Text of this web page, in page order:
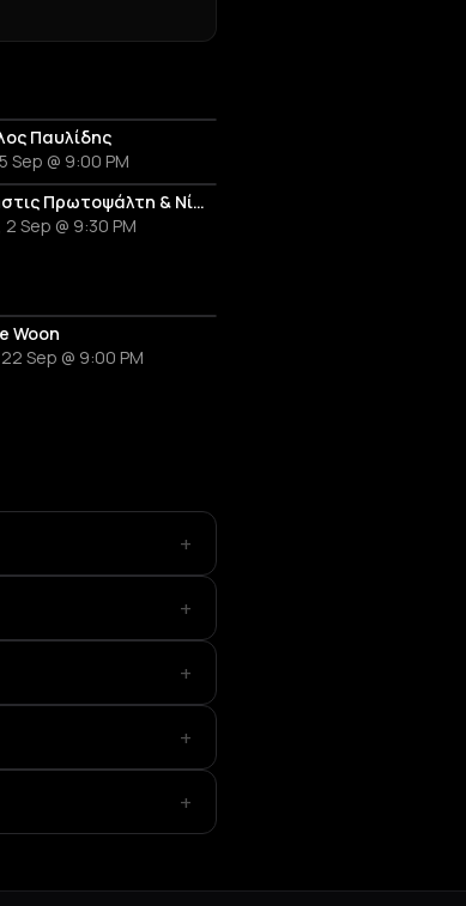
Παυλίδης
Sep @ 9:00 PM
Άλκηστις Πρωτοψάλτη & Νίκος Πορτοκάλογλου
2 Sep @ 9:30 PM
Woon
Sep @ 9:00 PM
+
+
+
+
+